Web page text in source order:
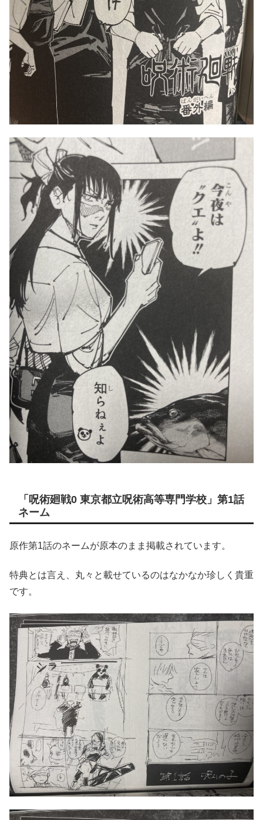
「呪術廻戦0 東京都立呪術高等専門学校」第1話
ネーム
原作第1話のネームが原本のまま掲載されています。
特典とは言え、丸々と載せているのはなかなか珍しく貴重
です。